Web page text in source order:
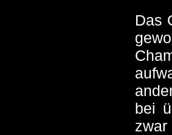
Das
bei
zwar